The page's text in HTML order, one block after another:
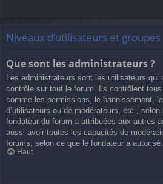
Niveaux d’utilisateurs et groupes
Que sont les administrateurs ?
Les administrateurs sont les utilisateurs qui
contrôle sur tout le forum. Ils contrôlent
comme les permissions, le bannissement,
d’utilisateurs ou de modérateurs, etc.,
fondateur du forum a attribuées aux autres
aussi avoir toutes les capacités de
forums, selon ce que le fondateur a autorisé.
Haut